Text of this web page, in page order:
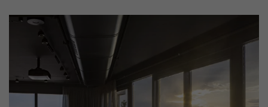
pas dans le choix et la pose de votre parquet.